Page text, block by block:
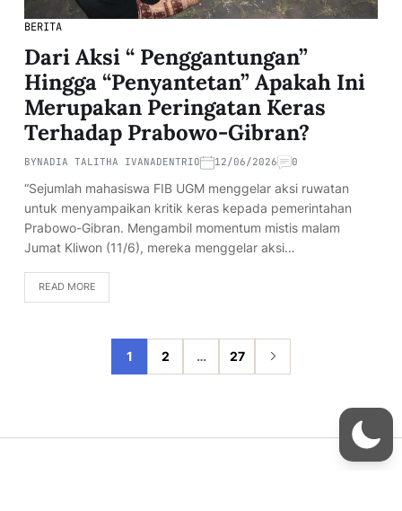
BERITA
Dari Aksi “ Penggantungan”
Hingga “Penyantetan” Apakah Ini
Merupakan Peringatan Keras
Terhadap Prabowo-Gibran?
BYNADIA TALITHA IVANADENTRIO 12/06/2026 0
“Sejumlah mahasiswa FIB UGM menggelar aksi ruwatan
untuk menyampaikan kritik keras kepada pemerintahan
Prabowo-Gibran. Mengambil momentum mistis malam
Jumat Kliwon (11/6), mereka menggelar aksi…
READ MORE
1 2 … 27